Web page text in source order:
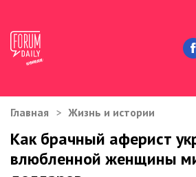
ИММИГРАЦИЯ В США
Главная Жизнь и истории
Как брачный аферист
влюбленной женщины